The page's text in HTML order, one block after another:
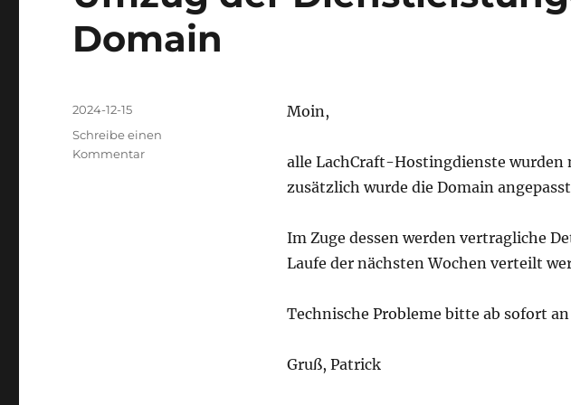
Domain
Moin,
alle LachCraft-Hostingdienste wurden
zusätzlich wurde die Domain
Im Zuge dessen werden vertragliche
Laufe der nächsten Wochen verteilt
Technische Probleme bitte ab sofort
Gruß, Patrick
Veröffentlicht
am
2024-12-15
Schreibe einen
Kommentarzu